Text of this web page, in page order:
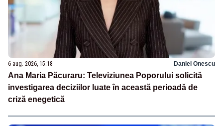
6 aug. 2026, 15:18 Daniel Onescu
Ana Maria Păcuraru: Televiziunea Poporului solicită
investigarea deciziilor luate în această perioadă de
criză enegetică